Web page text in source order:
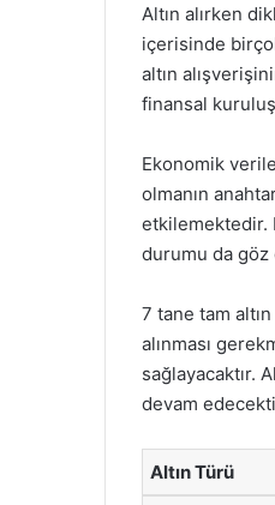
Altın alırken
içerisinde
altın
finansal kuruluş
Ekonomik
olmanın
etkilemektedir.
durumu da
7 tane tam
alınması
sağlayacaktır.
devam
Altın Türü